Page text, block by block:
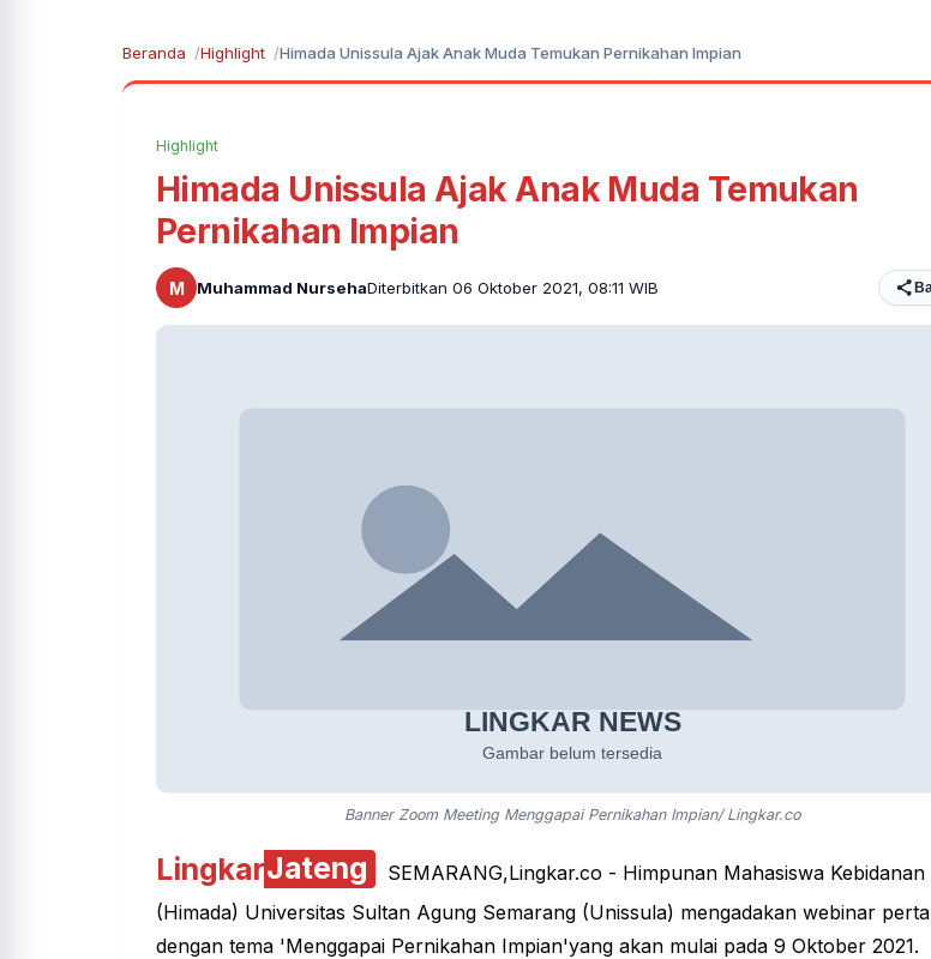
Beranda Highlight Himada Unissula Ajak Anak Muda Temukan Pernikahan Impian
Highlight
Himada Unissula Ajak Anak Muda Temukan
Pernikahan Impian
M Muhammad NursehaDiterbitkan 06 Oktober 2021, 08:11 WIB
Banner Zoom Meeting Menggapai Pernikahan Impian/ Lingkar.co
LingkarJateng SEMARANG,Lingkar.co - Himpunan Mahasiswa Kebidanan
(Himada) Universitas Sultan Agung Semarang (Unissula) mengadakan webinar
dengan tema 'Menggapai Pernikahan Impian'yang akan mulai pada 9 Oktober 2021.